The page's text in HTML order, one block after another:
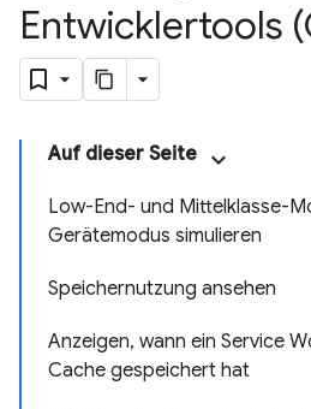
Entwicklertools
Auf dieser Seite
Low-End- und Mittelklasse-
Gerätemodus simulieren
Speichernutzung ansehen
Anzeigen, wann ein Service
Cache gespeichert hat